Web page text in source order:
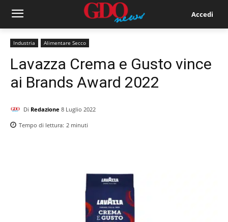
Accedi
Industria Alimentare Secco
Lavazza Crema e Gusto vince
ai Brands Award 2022
Di Redazione 8 Luglio 2022
Tempo di lettura: 2 minuti